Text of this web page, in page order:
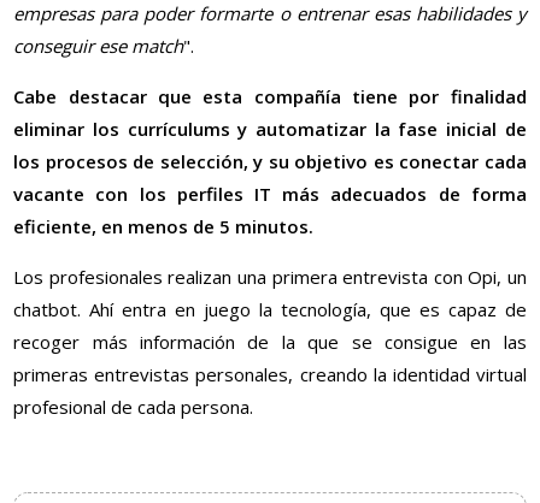
empresas para poder formarte o entrenar esas habilidades y
conseguir ese match".
Cabe destacar que esta compañía tiene por finalidad
eliminar los currículums y automatizar la fase inicial de
los procesos de selección, y su objetivo es conectar cada
vacante con los perfiles IT más adecuados de forma
eficiente, en menos de 5 minutos.
Los profesionales realizan una primera entrevista con Opi, un
chatbot. Ahí entra en juego la tecnología, que es capaz de
recoger más información de la que se consigue en las
primeras entrevistas personales, creando la identidad virtual
profesional de cada persona.